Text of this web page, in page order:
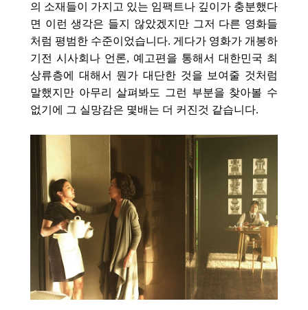
의 소재들이 가지고 있는 임팩트나 깊이가 충분했다
면 이런 생각은 들지 않았겠지만 그저 다른 영화들
처럼 평범한 수준이었습니다. 게다가 영화가 개봉하
기전 시사회나 언론, 예고편을 통해서 대한민국 최
상류층에 대해서 뭔가 대단한 것을 보여줄 것처럼
말했지만 아무리 살펴봐도 그런 부분을 찾아볼 수
없기에 그 실망감은 몇배는 더 커진것 같습니다.